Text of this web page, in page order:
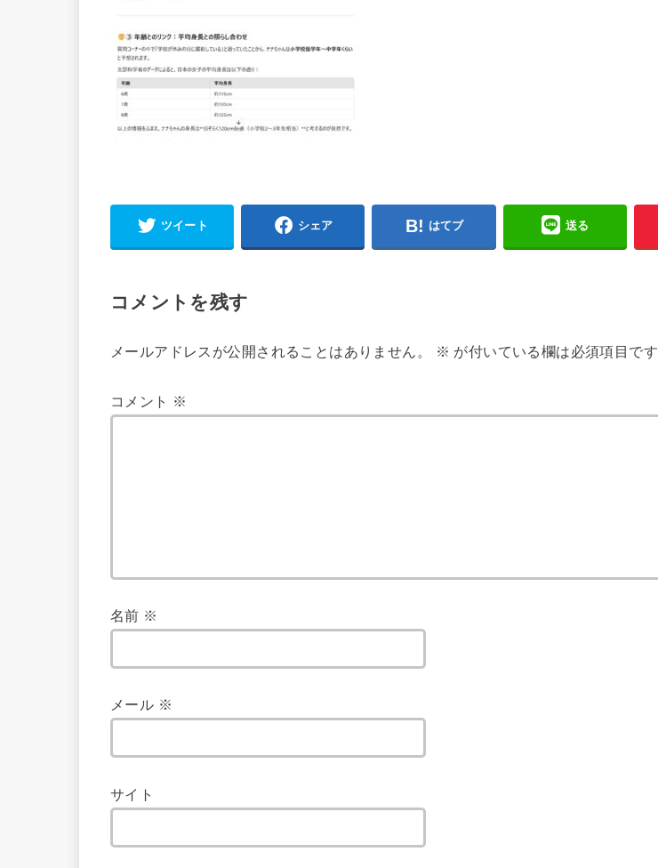
ツイート シェア はてブ 送る
コメントを残す
メールアドレスが公開されることはありません。 ※ が付いている欄は必須項目です
コメント ※
名前 ※
メール ※
サイト